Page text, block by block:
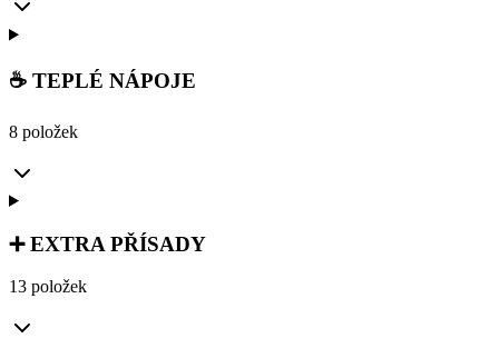
☕ TEPLÉ NÁPOJE
8 položek
➕ EXTRA PŘÍSADY
13 položek